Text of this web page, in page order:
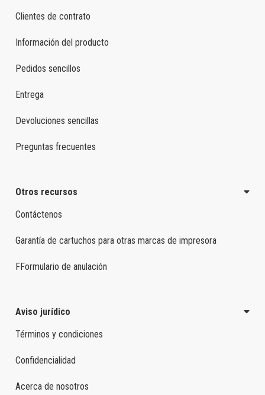
Clientes de contrato
Información del producto
Pedidos sencillos
Entrega
Devoluciones sencillas
Preguntas frecuentes
Otros recursos
Contáctenos
Garantía de cartuchos para otras marcas de impresora
FFormulario de anulación
Aviso jurídico
Términos y condiciones
Confidencialidad
Acerca de nosotros